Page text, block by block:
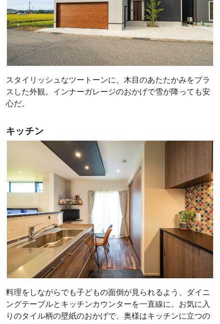
スタイリッシュなツートーンに、木目のあたたかみをプラ
スした外観。インナーガレージのおかげで雪が降っても安
心だ。
キッチン
料理をしながらでも子どもの面倒が見られるよう、ダイニ
ングテーブルとキッチンカウンターを一直線に。お気に入
りのタイル柄の壁紙のおかげで、奥様はキッチンに立つの